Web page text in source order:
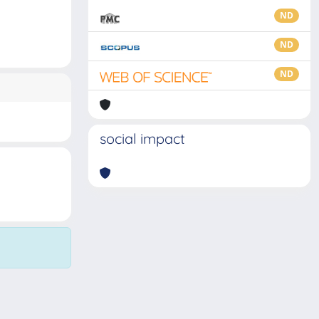
ND
ND
ND
social impact